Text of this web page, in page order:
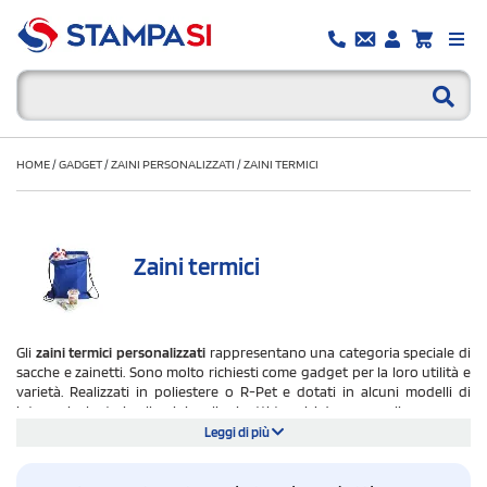
HOME/GADGET/ZAINI PERSONALIZZATI /ZAINI TERMICI
Zaini termici
Gli zaini termici personalizzati rappresentano una categoria speciale di
sacche e zainetti. Sono molto richiesti come gadget per la loro utilità e
varietà. Realizzati in poliestere o R-Pet e dotati in alcuni modelli di
interno isolante in alluminio, gli zainetti termici da personalizzare sono
uno strumento di marketing potentevisto che sintetizzano funzionalità
Leggi di più